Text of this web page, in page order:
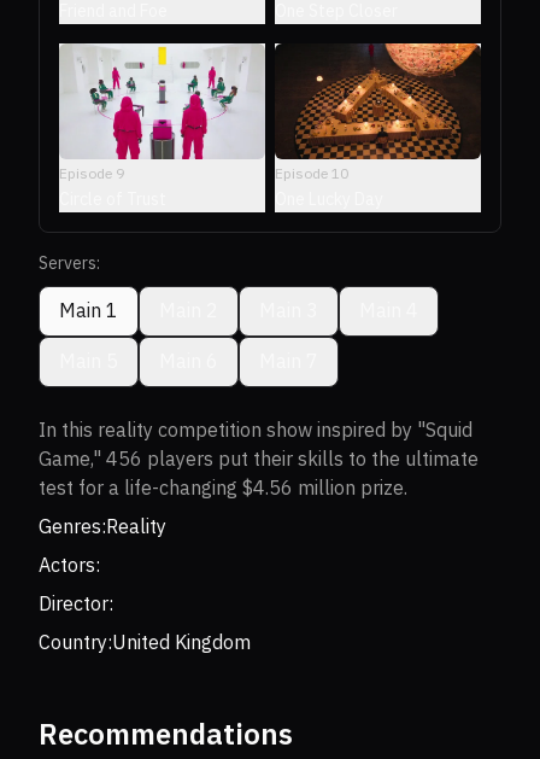
Episode 9 Episode 10
Servers:
Main 1
In this reality competition show inspired by "Squid
Game," 456 players put their skills to the ultimate
test for a life-changing $4.56 million prize.
Genres:Reality
Actors:
Director:
Country:United Kingdom
Recommendations